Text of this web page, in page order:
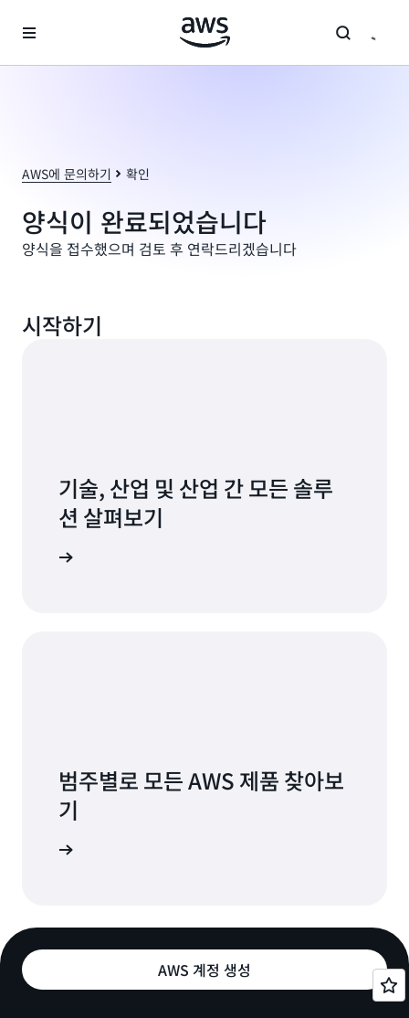
AWS에 문의하기 확인
양식이 완료되었습니다
양식을 접수했으며 검토 후 연락드리겠습니다
시작하기
기술, 산업 및 산업 간 모든 솔루
션 살펴보기
범주별로 모든 AWS 제품 찾아보
기
AWS 계정 생성